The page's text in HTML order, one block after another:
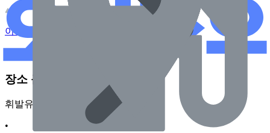
이 주유소의 사장님이신가요?
장소 근처 주유소
휘발유
•